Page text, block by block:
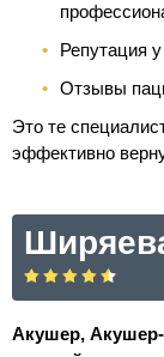
Репутация у
Отзывы
Это те
эффективно
Акушер, Акушер-